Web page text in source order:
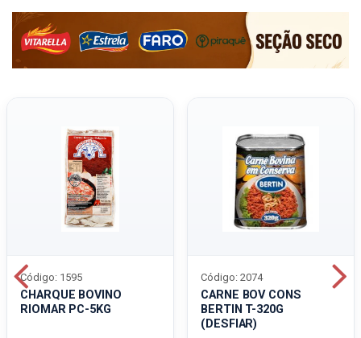
CHARQUE BOVINO
RIOMAR PC-5KG
Código: 1595
CARNE BOV CONS
BERTIN T-320G
(DESFIAR)
Código: 2074